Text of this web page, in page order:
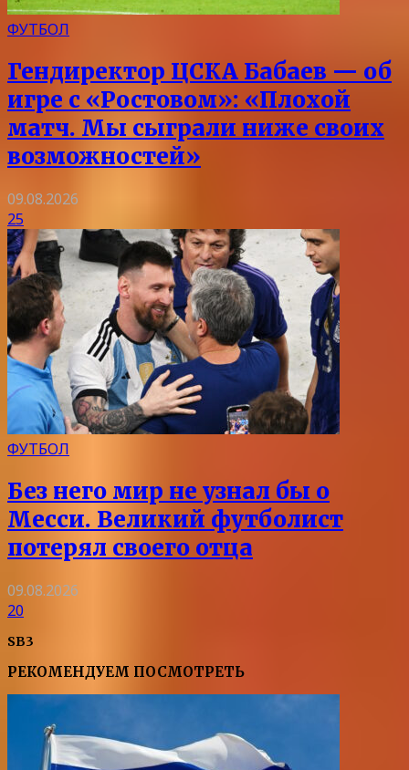
ФУТБОЛ
Гендиректор ЦСКА Бабаев — об
игре с «Ростовом»: «Плохой
матч. Мы сыграли ниже своих
возможностей»
09.08.2026
25
ФУТБОЛ
Без него мир не узнал бы о
Месси. Великий футболист
потерял своего отца
09.08.2026
20
SB3
РЕКОМЕНДУЕМ ПОСМОТРЕТЬ